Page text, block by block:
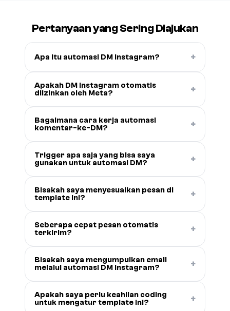
Pertanyaan yang Sering Diajukan
Apa itu automasi DM Instagram? +
Apakah DM Instagram otomatis
diizinkan oleh Meta?
+
Bagaimana cara kerja automasi
komentar-ke-DM?
+
Trigger apa saja yang bisa saya
gunakan untuk automasi DM?
+
Bisakah saya menyesuaikan pesan di
template ini?
+
Seberapa cepat pesan otomatis
terkirim?
+
Bisakah saya mengumpulkan email
melalui automasi DM Instagram?
+
Apakah saya perlu keahlian coding
untuk mengatur template ini?
+